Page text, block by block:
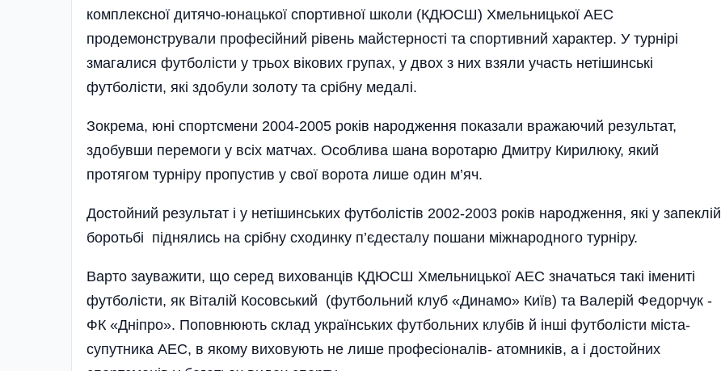
комплексної дитячо-юнацької спортивної школи (КДЮСШ) Хмельницької АЕС
продемонстрували професійний рі­вень майстерності та спор­тивний характер. У турнірі
змагалися футболі­сти у трьох вікових групах, у двох з них взяли участь нетішинські
футболісти, які здобули золоту та срібну медалі.
Зокрема, юні спортсмени 2004-2005 років наро­дження показали вражаючий результат,
здобувши перемоги у всіх матчах. Особлива шана воротарю Дмитру Кирилюку, який
протягом турніру пропустив у свої ворота лише один м’яч.
Достойний результат і у нетішинських футболістів 2002-2003 років наро­дже­ння, які у запеклій
боротьбі піднялись на срібну сходи­нку п’єдесталу пошани між­народного турніру.
Варто зауважити, що серед вихованців КДЮСШ Хмельницької АЕС значаться такі імениті
футболісти, як Віталій Косовський (футбольний клуб «Динамо» Київ) та Валерій Федорчук -
ФК «Дніпро». Поповнюють склад українських футбольних клубів й інші футболісти міста-
супутника АЕС, в якому виховують не лише професіоналів- атомників, а і достойних